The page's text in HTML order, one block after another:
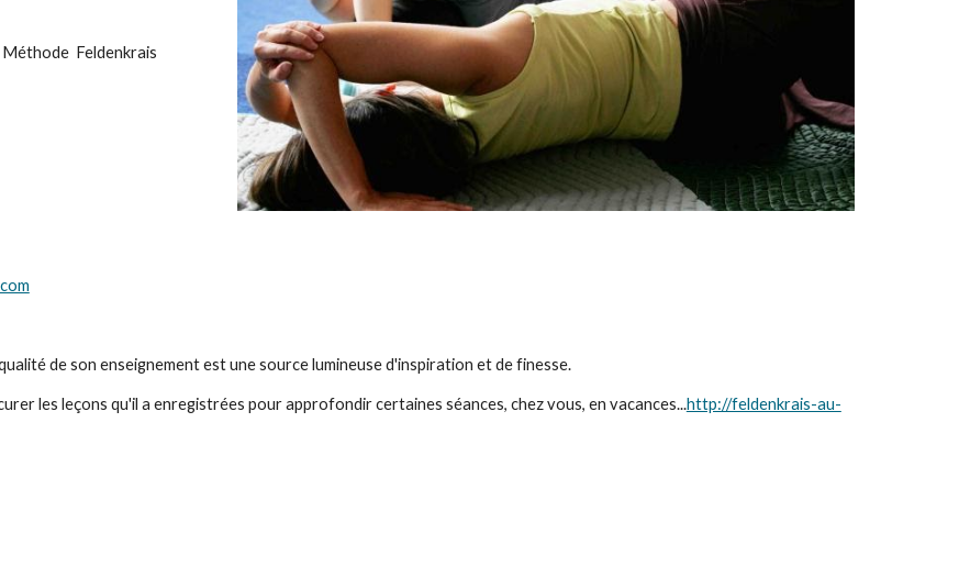
Feldenkrais
de son enseignement est une source lumineuse d'inspiration et de finesse.
les leçons qu'il a enregistrées pour approfondir certaines séances, chez vous, en vacances...http://feldenkrais-au-